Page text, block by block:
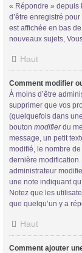
« Répondre » depuis
d’être enregistré
est affichée en bas
nouveaux sujets,
Haut
Comment modifier
À moins d’être
supprimer que vos
(quelquefois dans
bouton modifierdu
message, un petit
modifié, le nombre
dernière
administrateur
une note indiquant
Notez que les
que quelqu’un y a
Haut
Comment ajouter